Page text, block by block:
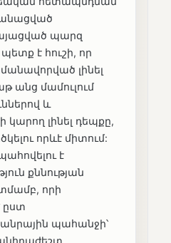
պարզ
է հուշի, որ
լինել
անց մամուլում
և
կարող լինել դեպքը,
որևէ միտում:
է
քննության
որի
ըստ
պահանջի՝